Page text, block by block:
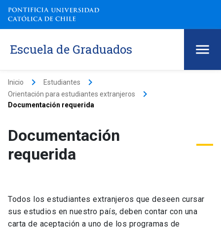
Escuela de Graduados
Inicio keyboard_arrow_right Estudiantes keyboard_arrow_right
Orientación para estudiantes extranjeros keyboard_arrow_right
Documentación requerida
Documentación
requerida
Todos los estudiantes extranjeros que deseen cursar
sus estudios en nuestro país, deben contar con una
carta de aceptación a uno de los programas de